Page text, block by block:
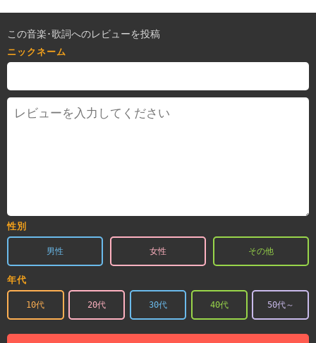
この音楽･歌詞へのレビューを投稿
ニックネーム
性別
男性 女性 その他
年代
10代 20代 30代 40代 50代～